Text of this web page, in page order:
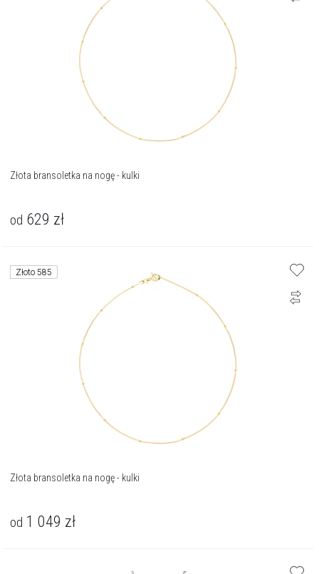
Złota bransoletka na nogę - kulki
od 629 zł
Złoto 585
Złota bransoletka na nogę - kulki
od 1 049 zł